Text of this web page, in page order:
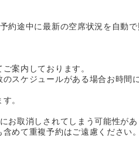
約途中に最新の空席状況を自動
案内しております。
スケジュールがある場合お時間
。
お取消しされてしまう可能性が
めて重複予約はご遠慮ください。